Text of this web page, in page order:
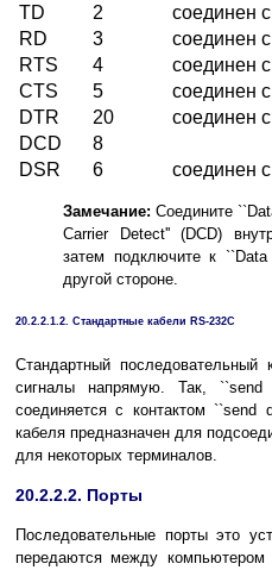
TD
2 соединен с
RD
3 соединен с
RTS
4 соединен с
CTS
5 соединен с
DTR
20 соединен с
DCD
8
DSR
6 соединен с
Замечание: Соедините
Carrier Detect'' (DCD)
затем подключите к
другой стороне.
20.2.2.1.2. Стандартные кабели RS-232C
Стандартный последовательный
сигналы напрямую. Так,
соединяется с контактом
кабеля предназначен для
для некоторых терминалов.
20.2.2.2. Порты
Последовательные порты это
передаются между